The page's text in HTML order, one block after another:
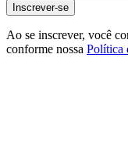
Inscrever-se
Ao se inscrever, você
conforme nossa Política